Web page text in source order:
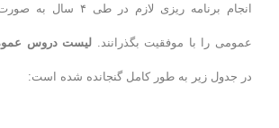
انجام برنامه ریزی لازم در
عمومی را با موفقیت بگذرانند. لیست دروس
در جدول زیر به طور کامل گنجانده شده است: